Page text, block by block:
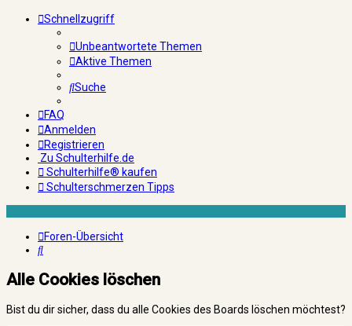
Schnellzugriff
Unbeantwortete Themen
Aktive Themen
Suche
FAQ
Anmelden
Registrieren
Zu Schulterhilfe.de
Schulterhilfe® kaufen
Schulterschmerzen Tipps
Foren-Übersicht
Suche
Alle Cookies löschen
Bist du dir sicher, dass du alle Cookies des Boards löschen möchtest?